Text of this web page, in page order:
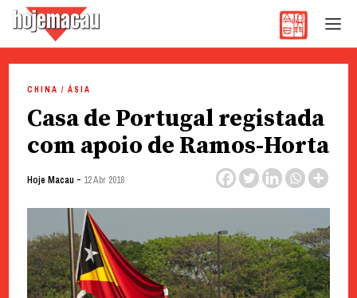
content
CHINA / ÁSIA
Casa de Portugal registada
com apoio de Ramos-Horta
Hoje Macau - 12 Abr 2018